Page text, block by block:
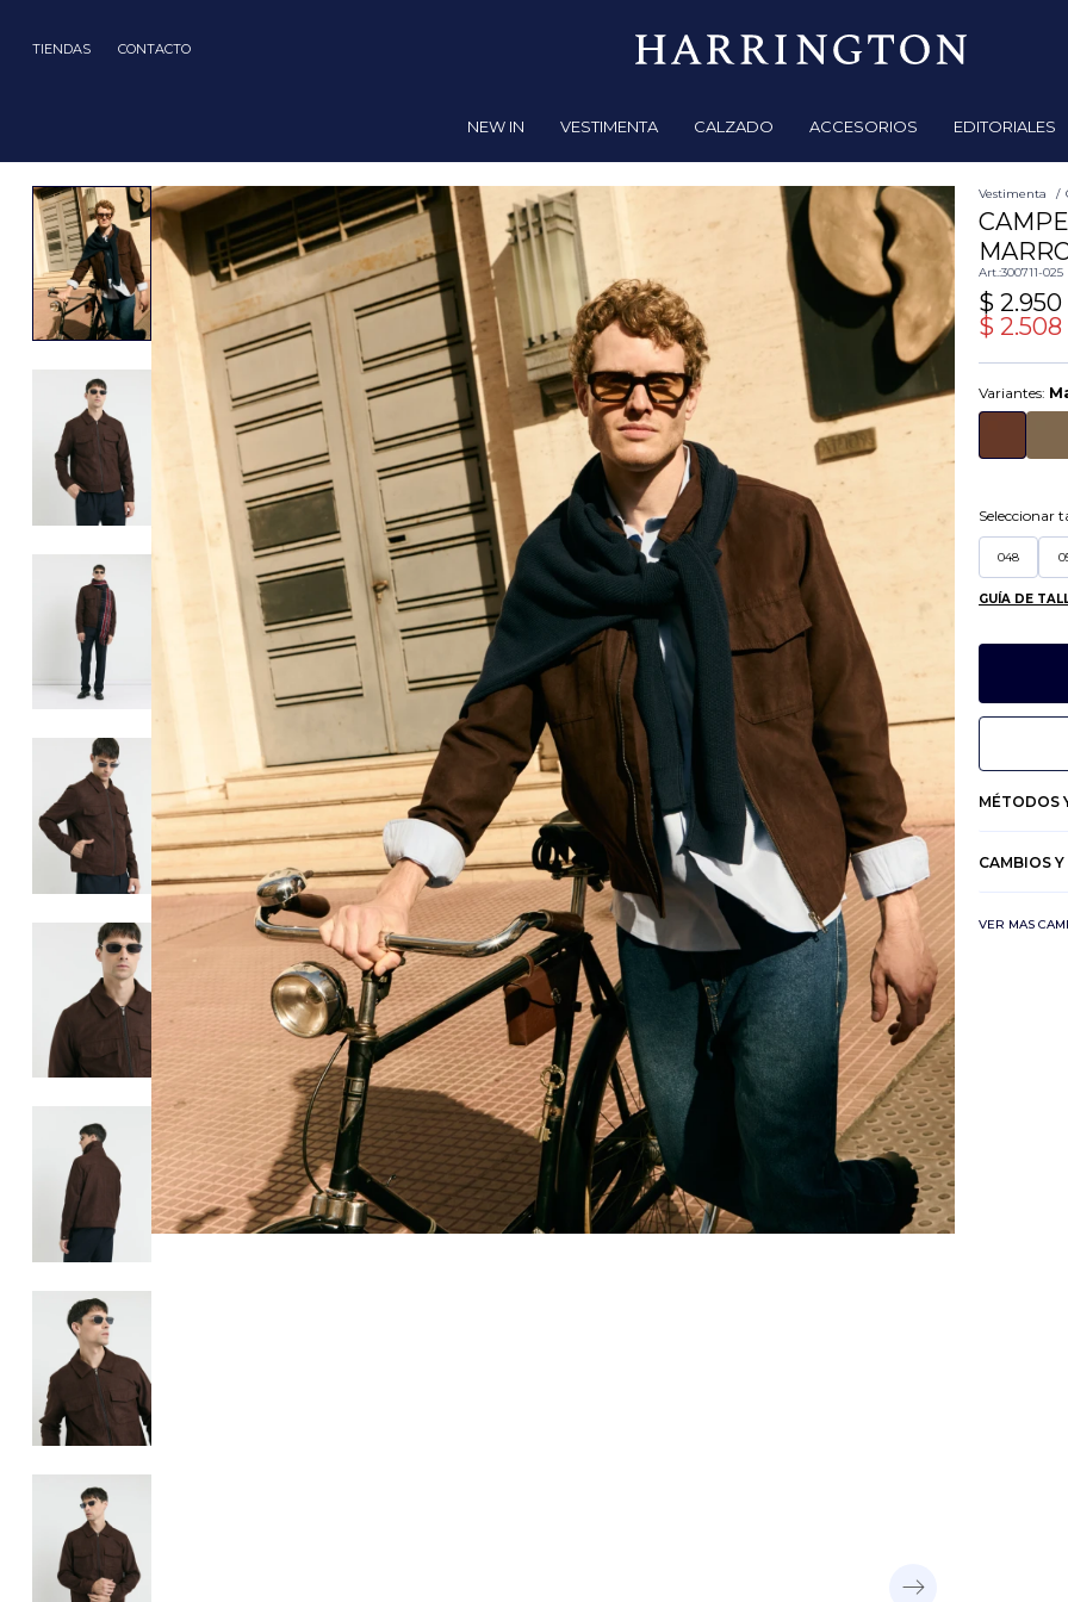
TIENDAS CONTACTO
NEW IN VESTIMENTA CALZADO ACCESORIOS EDITORIALES
Vestimenta
300711-025
$ 2.950
$ 2.508
Variantes:
Seleccionar
048
GUÍA DE
MÉTODOS
CAMBIOS
VER MAS